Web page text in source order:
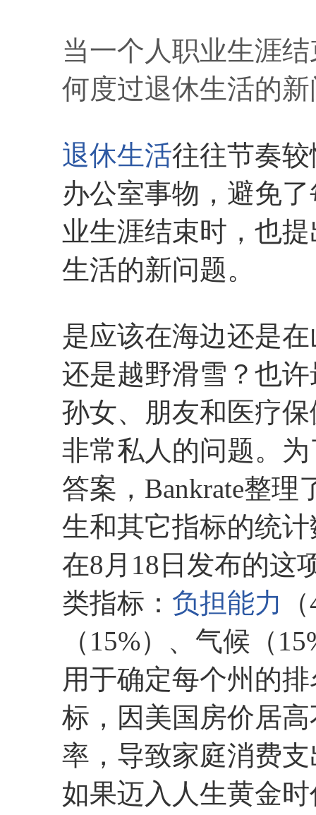
当一个人职业生涯
何度过退休生活的
退休生活往往节奏
办公室事物，避免
业生涯结束时，也
生活的新问题。
是应该在海边还是
还是越野滑雪？也
孙女、朋友和医疗
非常私人的问题。
答案，Bankrate整
生和其它指标的统
在8月18日发布的这
类指标： 负担能力
（15%）、气候（
用于确定每个州的
标，因美国房价居
率，导致家庭消费
如果迈入人生黄金